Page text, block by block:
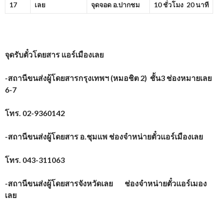
17 เลย จุดจอด อ.ปากชม 10 ชั่วโมง 20 นาที
จุดรับตั๋วโดยสาร แอร์เมืองเลย
-สถานีขนส่งผู้โดยสารกรุงเทพฯ (หมอชิต 2) ชั้น3 ช่องหมายเลย
6-7
โทร. 02-9360142
-สถานีขนส่งผู้โดยสาร อ.ชุมแพ ช่องจำหน่ายตั๋วแอร์เมืองเลย
โทร. 043-311063
-สถานีขนส่งผู้โดยสารจังหวัดเลย ช่องจำหน่ายตั๋วแอร์เมอง
เลย